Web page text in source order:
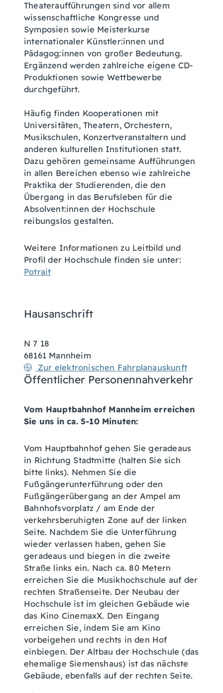
Theateraufführungen sind vor allem
wissenschaftliche Kongresse und
Symposien sowie Meisterkurse
internationaler Künstler:innen und
Pädagog:innen von großer Bedeutung.
Ergänzend werden zahlreiche eigene CD-
Produktionen sowie Wettbewerbe
durchgeführt.
Häufig finden Kooperationen mit
Universitäten, Theatern, Orchestern,
Musikschulen, Konzertveranstaltern und
anderen kulturellen Institutionen statt.
Dazu gehören gemeinsame Aufführungen
in allen Bereichen ebenso wie zahlreiche
Praktika der Studierenden, die den
Übergang in das Berufsleben für die
Absolvent:innen der Hochschule
reibungslos gestalten.
Weitere Informationen zu Leitbild und
Profil der Hochschule finden sie unter:
Potrait
Hausanschrift
N 7 18
68161 Mannheim
Zur elektronischen Fahrplanauskunft
Öffentlicher Personennahverkehr
Vom Hauptbahnhof Mannheim erreichen
Sie uns in ca. 5-10 Minuten:
Vom Hauptbahnhof gehen Sie geradeaus
in Richtung Stadtmitte (halten Sie sich
bitte links). Nehmen Sie die
Fußgängerunterführung oder den
Fußgängerübergang an der Ampel am
Bahnhofsvorplatz / am Ende der
verkehrsberuhigten Zone auf der linken
Seite. Nachdem Sie die Unterführung
wieder verlassen haben, gehen Sie
geradeaus und biegen in die zweite
Straße links ein. Nach ca. 80 Metern
erreichen Sie die Musikhochschule auf der
rechten Straßenseite. Der Neubau der
Hochschule ist im gleichen Gebäude wie
das Kino CinemaxX. Den Eingang
erreichen Sie, indem Sie am Kino
vorbeigehen und rechts in den Hof
einbiegen. Der Altbau der Hochschule (das
ehemalige Siemenshaus) ist das nächste
Gebäude, ebenfalls auf der rechten Seite.